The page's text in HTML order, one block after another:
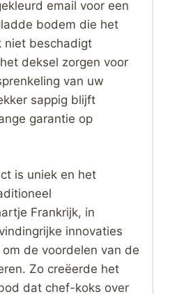
email voor een
bodem die het
niet beschadigt
deksel zorgen voor
van uw
sappig blijft
garantie op
is uniek en het
Frankrijk, in
innovaties
de voordelen van de
Zo creëerde het
dat chef-koks over